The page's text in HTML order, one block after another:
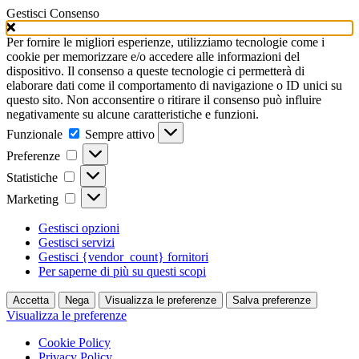
Gestisci Consenso
Per fornire le migliori esperienze, utilizziamo tecnologie come i
cookie per memorizzare e/o accedere alle informazioni del
dispositivo. Il consenso a queste tecnologie ci permetterà di
elaborare dati come il comportamento di navigazione o ID unici su
questo sito. Non acconsentire o ritirare il consenso può influire
negativamente su alcune caratteristiche e funzioni.
Funzionale
Funzionale
Sempre attivo
Preferenze
Preferenze
Statistiche Statistiche
Marketing Marketing
Gestisci opzioni
Gestisci servizi
Gestisci {vendor_count} fornitori
Per saperne di più su questi scopi
Accetta Nega Visualizza le preferenze Salva preferenze
Visualizza le preferenze
Cookie Policy